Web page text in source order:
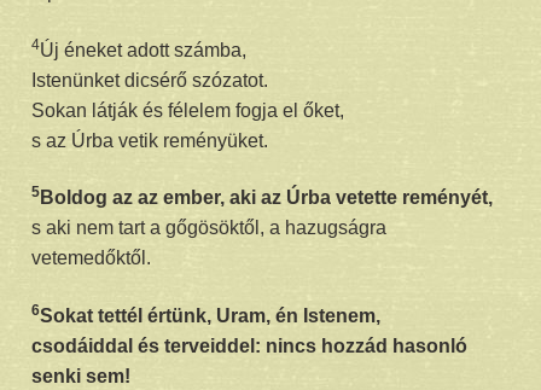
4Új éneket adott számba,
Istenünket dicsérő szózatot.
Sokan látják és félelem fogja el őket,
s az Úrba vetik reményüket.
5 Boldog az az ember, aki az Úrba vetette reményét,
s aki nem tart a gőgösöktől, a hazugságra
vetemedőktől.
6Sokat tettél értünk, Uram, én Istenem,
csodáiddal és terveiddel: nincs hozzád hasonló
senki sem!